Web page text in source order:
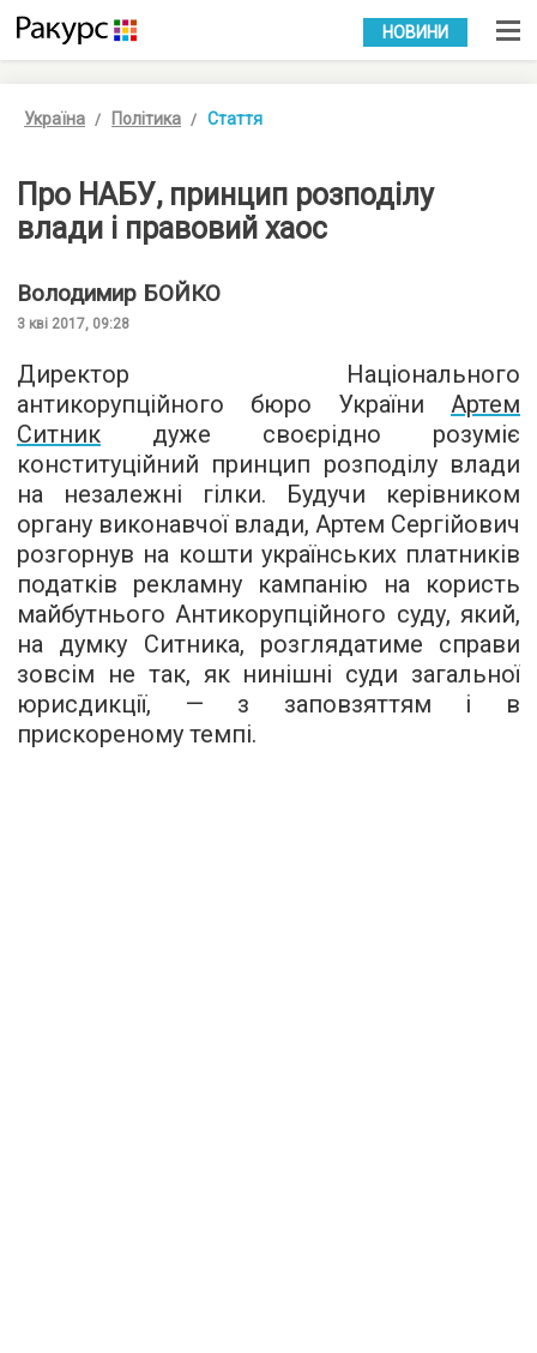
УКР РУС
НОВИНИ
Україна Політика Стаття
Про НАБУ, принцип розподілу
влади і правовий хаос
Володимир БОЙКО
3 кві 2017, 09:28
Директор Національного
антикорупційного бюро України Артем
Ситник дуже своєрідно розуміє
конституційний принцип розподілу влади
на незалежні гілки. Будучи керівником
органу виконавчої влади, Артем Сергійович
розгорнув на кошти українських платників
податків рекламну кампанію на користь
майбутнього Антикорупційного суду, який,
на думку Ситника, розглядатиме справи
зовсім не так, як нинішні суди загальної
юрисдикції, — з заповзяттям і в
прискореному темпі.